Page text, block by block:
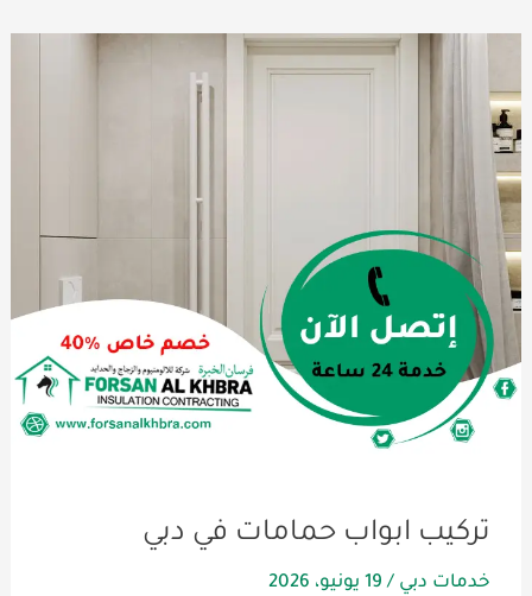
تركيب ابواب حمامات في دبي
خدمات دبي / 19 يونيو، 2026